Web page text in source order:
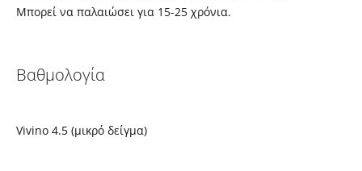
Μπορεί να παλαιώσει για 15-25 χρόνια.
Βαθμολογία
Vivino 4.5 (μικρό δείγμα)